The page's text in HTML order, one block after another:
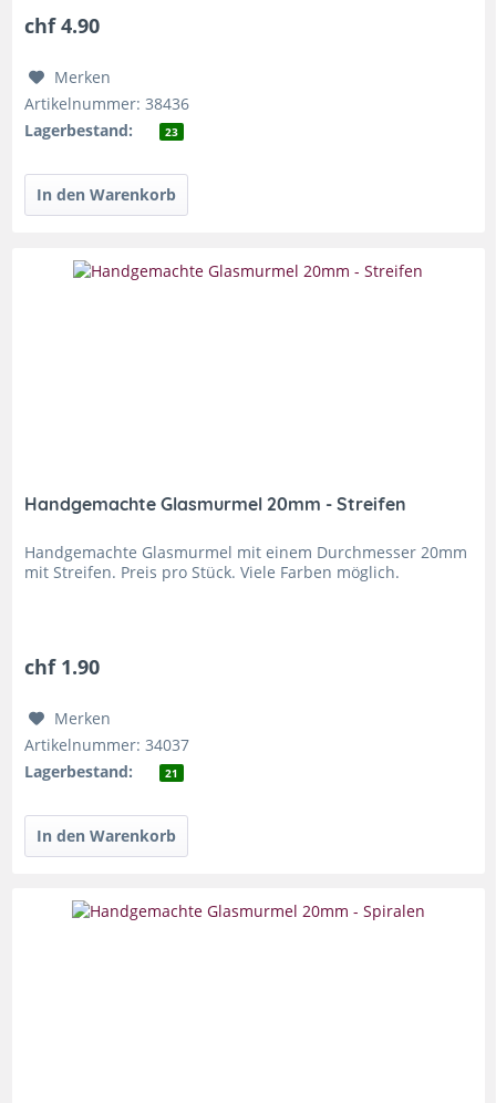
chf 4.90
Merken
Artikelnummer: 38436
Lagerbestand:
23
Handgemachte Glasmurmel 20mm - Streifen
Handgemachte Glasmurmel mit einem Durchmesser 20mm
mit Streifen. Preis pro Stück. Viele Farben möglich.
chf 1.90
Merken
Artikelnummer: 34037
Lagerbestand:
21